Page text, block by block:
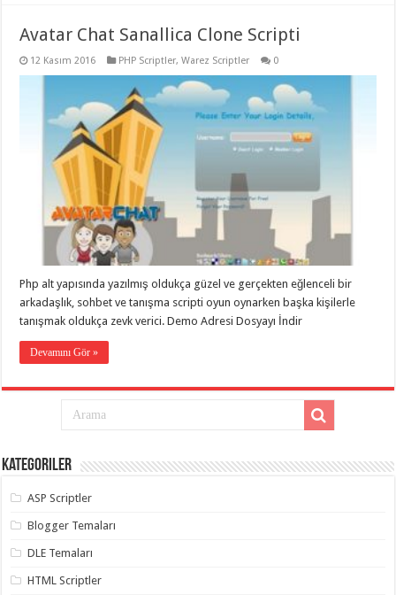
taşımacılık,
taşımacılık,
gaziantep
taşımacılık,
organizasyon,
organizasyon,
organizasyon
,
gaziantep
organizasyon,
organizasyon,
gaziantep
palyaço,
twitter
hilesi,
takipçi
hilesi,
Avatar Chat Sanallica Clone Scripti
12 Kasım 2016 PHP Scriptler,Warez Scriptler 0
Php alt yapısında yazılmış oldukça güzel ve gerçekten eğlenceli bir
arkadaşlık, sohbet ve tanışma scripti oyun oynarken başka kişilerle
tanışmak oldukça zevk verici. Demo Adresi Dosyayı İndir
Devamını Gör »
Kategoriler
ASP Scriptler
Blogger Temaları
DLE Temaları
HTML Scriptler